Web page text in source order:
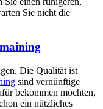
Sie nicht die
Die Qualität ist
sind vernünftige
bekommen möchten,
ein nützliches